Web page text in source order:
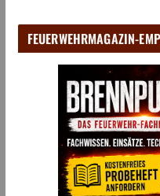
FEUERWEHRMAGAZIN-